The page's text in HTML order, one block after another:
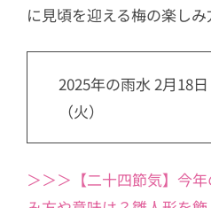
に見頃を迎える梅の楽しみ
2025年の雨水 2月18
（火）
＞＞＞【二十四節気】今